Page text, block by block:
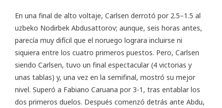
En una final de alto voltaje, Carlsen derrotó por 2.5–1.5 al
uzbeko Nodirbek Abdusattorov; aunque, seis horas antes,
parecía muy difícil que el noruego lograra incluirse ni
siquiera entre los cuatro primeros puestos. Pero, Carlsen
siendo Carlsen, tuvo un final espectacular (4 victorias y
unas tablas) y, una vez en la semifinal, mostró su mejor
nivel. Superó a Fabiano Caruana por 3-1, tras entablar los
dos primeros duelos. Después comenzó detrás ante Abdu,